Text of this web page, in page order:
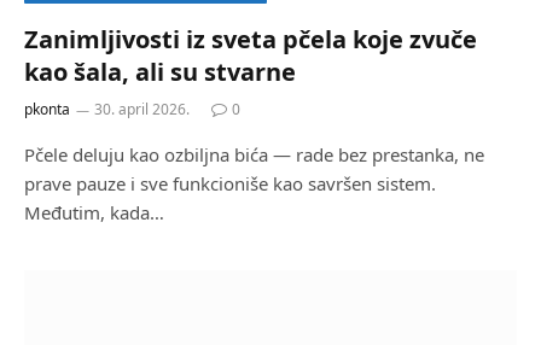
Zanimljivosti iz sveta pčela koje zvuče
kao šala, ali su stvarne
pkonta 30. april 2026. 0
Pčele deluju kao ozbiljna bića — rade bez prestanka, ne
prave pauze i sve funkcioniše kao savršen sistem.
Međutim, kada…